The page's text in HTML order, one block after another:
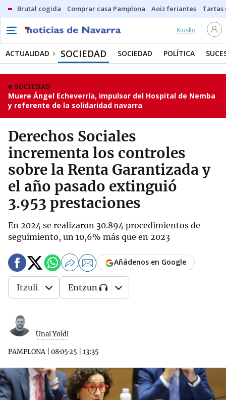
Brutal cogida Comprar casa Pamplona Aoiz feriantes Tartas
Kiosko
ACTUALIDAD SOCIEDAD SOCIEDAD POLÍTICA
SOCIEDAD
Muere Ángel Echeverría, impulsor del Hospital de Nemba
y referente de la solidaridad navarra
Derechos Sociales
incrementa los controles
sobre la Renta Garantizada y
el año pasado extinguió
3.953 prestaciones
En 2024 se realizaron 30.894 procedimientos de
seguimiento, un 10,6% más que en 2023
Unai Yoldi
PAMPLONA| 08·05·25 13:35
Añádenos en Google
Itzuli Entzun